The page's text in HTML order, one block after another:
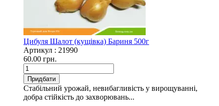
Цибуля Шалот (кущівка) Бариня 500г
Артикул : 21990
60.00 грн.
Придбати